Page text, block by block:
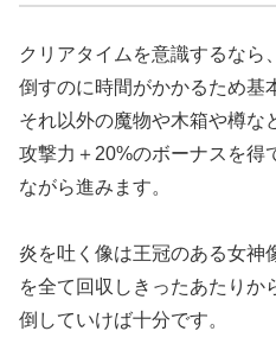
クリアタイムを意識するなら
倒すのに時間がかかるため基
それ以外の魔物や木箱や樽な
攻撃力＋20%のボーナスを得
ながら進みます。
炎を吐く像は王冠のある女神
を全て回収しきったあたりか
倒していけば十分です。